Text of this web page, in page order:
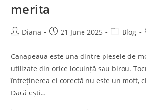
merita
PostDiana
Post21 June 2025
PostBlog
Canapeaua este una dintre piesele de
utilizate din orice locuință sau birou.
întreținerea ei corectă nu este un moft,
Dacă ești…